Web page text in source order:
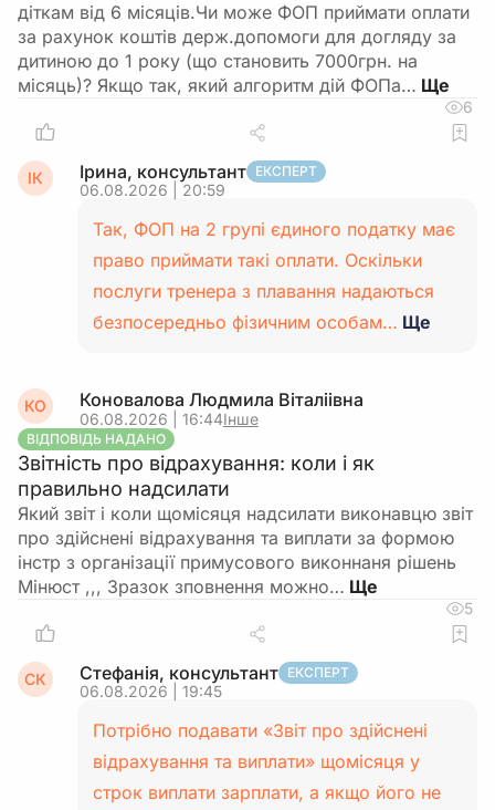
діткам від 6 місяців.Чи може ФОП приймати оплати
за рахунок коштів держ.допомоги для догляду за
дитиною до 1 року (що становить 7000грн. на
місяць)? Якщо так, який алгоритм дій ФОПа…
6
ІК Ірина, консультант ЕКСПЕРТ
06.08.2026 | 20:59
Так, ФОП на 2 групі єдиного податку має
право приймати такі оплати. Оскільки
послуги тренера з плавання надаються
безпосередньо фізичним особам… Ще
КО Коновалова Людмила Віталіівна
06.08.2026 | 16:44Інше
ВІДПОВІДЬ НАДАНО
Звітність про відрахування: коли і як
правильно надсилати
Який звіт і коли щомісяця надсилати виконавцю звіт
про здійснені відрахування та виплати за формою
інстр з організації примусового виконнаня рішень
Мінюст ,,, Зразок зповнення можно…
5
СК Стефанія, консультант ЕКСПЕРТ
06.08.2026 | 19:45
Потрібно подавати «Звіт про здійснені
відрахування та виплати» щомісяця у
строк виплати зарплати, а якщо його не